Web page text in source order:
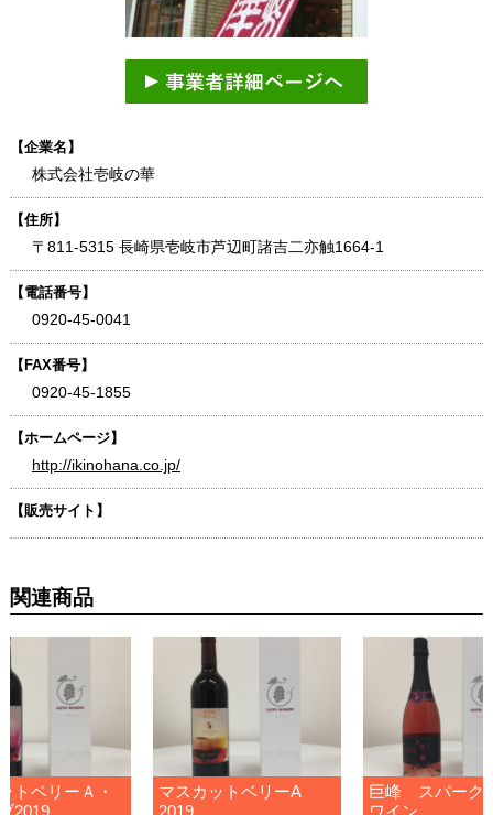
【企業名】
株式会社壱岐の華
【住所】
〒811-5315 長崎県壱岐市芦辺町諸吉二亦触1664-1
【電話番号】
0920-45-0041
【FAX番号】
0920-45-1855
【ホームページ】
http://ikinohana.co.jp/
【販売サイト】
関連商品
トベリーＡ・
マスカットベリーA
巨峰 スパーク